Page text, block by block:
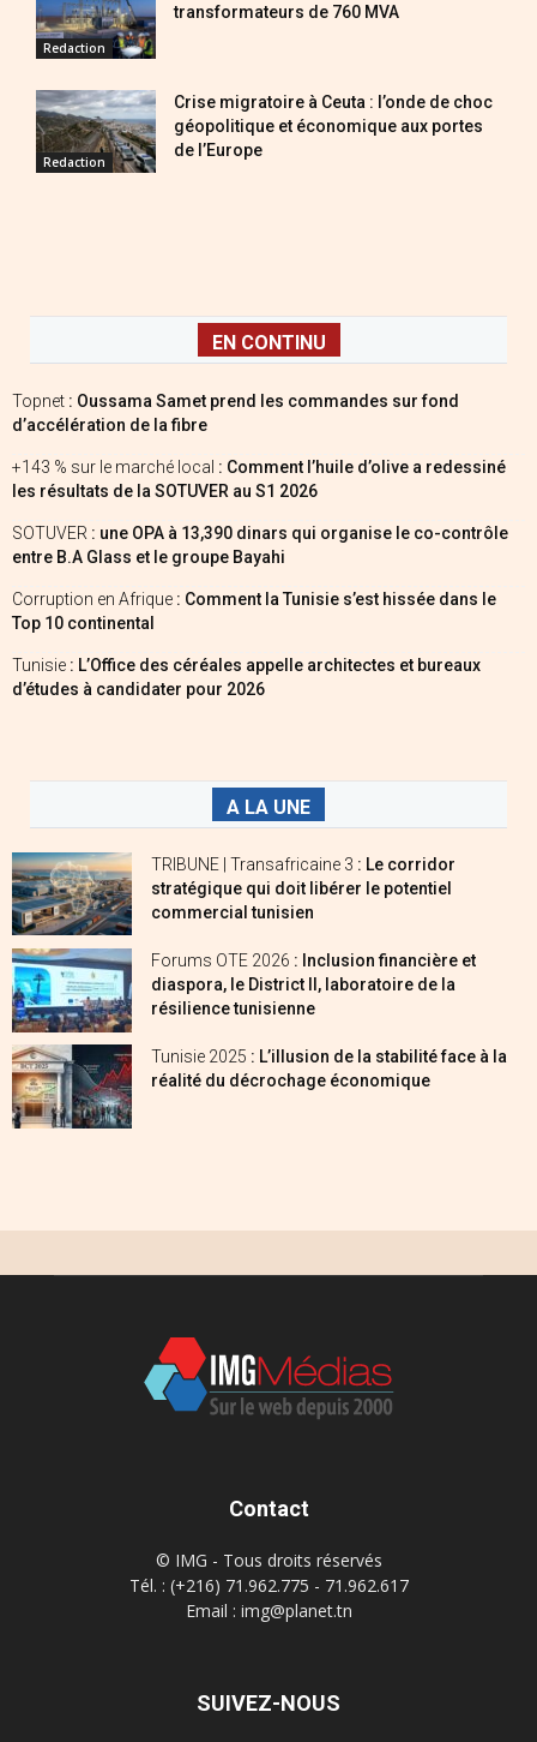
Redaction
transformateurs de 760 MVA
Redaction
Crise migratoire à Ceuta : l’onde de choc
géopolitique et économique aux portes
de l’Europe
EN CONTINU
Topnet : Oussama Samet prend les commandes sur fond
d’accélération de la fibre
+143 % sur le marché local : Comment l’huile d’olive a redessiné
les résultats de la SOTUVER au S1 2026
SOTUVER : une OPA à 13,390 dinars qui organise le co-contrôle
entre B.A Glass et le groupe Bayahi
Corruption en Afrique : Comment la Tunisie s’est hissée dans le
Top 10 continental
Tunisie : L’Office des céréales appelle architectes et bureaux
d’études à candidater pour 2026
A LA UNE
TRIBUNE | Transafricaine 3 : Le corridor
stratégique qui doit libérer le potentiel
commercial tunisien
Forums OTE 2026 : Inclusion financière et
diaspora, le District II, laboratoire de la
résilience tunisienne
Tunisie 2025 : L’illusion de la stabilité face à la
réalité du décrochage économique
Contact
© IMG - Tous droits réservés
Tél. : (+216) 71.962.775 - 71.962.617
Email : img@planet.tn
SUIVEZ-NOUS